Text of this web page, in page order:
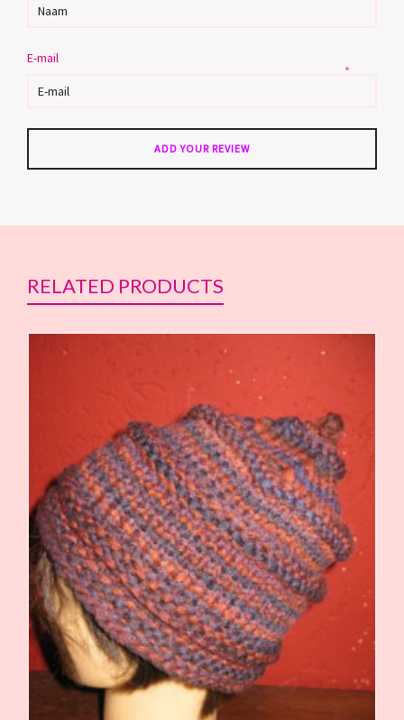
E-mail
*
RELATED PRODUCTS